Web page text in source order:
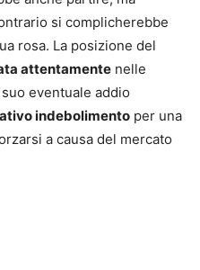
si complicherebbe
rosa. La posizione del
attentamente nelle
eventuale addio
indebolimento per una
a causa del mercato